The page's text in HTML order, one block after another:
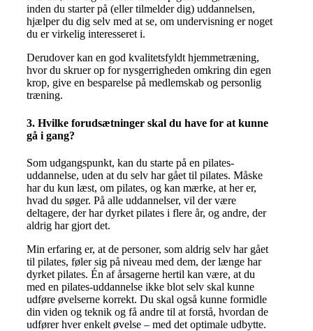
inden du starter på (eller tilmelder dig) uddannelsen,
hjælper du dig selv med at se, om undervisning er noget
du er virkelig interesseret i.
Derudover kan en god kvalitetsfyldt hjemmetræning,
hvor du skruer op for nysgerrigheden omkring din egen
krop, give en besparelse på medlemskab og personlig
træning.
3. Hvilke forudsætninger skal du have for at kunne
gå i gang?
Som udgangspunkt, kan du starte på en pilates-
uddannelse, uden at du selv har gået til pilates. Måske
har du kun læst, om pilates, og kan mærke, at her er,
hvad du søger. På alle uddannelser, vil der være
deltagere, der har dyrket pilates i flere år, og andre, der
aldrig har gjort det.
Min erfaring er, at de personer, som aldrig selv har gået
til pilates, føler sig på niveau med dem, der længe har
dyrket pilates. Én af årsagerne hertil kan være, at du
med en pilates-uddannelse ikke blot selv skal kunne
udføre øvelserne korrekt. Du skal også kunne formidle
din viden og teknik og få andre til at forstå, hvordan de
udfører hver enkelt øvelse – med det optimale udbytte.